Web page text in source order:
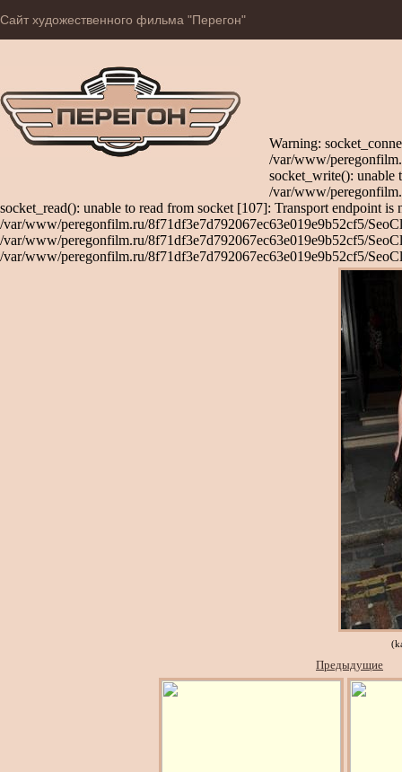
Сайт художественного фильма "Перегон"
Warning:
/var/www/
socket_write(): unable
/var/www/
socket_read(): unable to read from socket [107]: Transport endpoint is
/var/www/peregonfilm.ru/8f71df3e7d792067ec63e019e9b52cf5/
/var/www/peregonfilm.ru/8f71df3e7d792067ec63e019e9b52cf5/
/var/www/peregonfilm.ru/8f71df3e7d792067ec63e019e9b52cf5/
Предыдущие